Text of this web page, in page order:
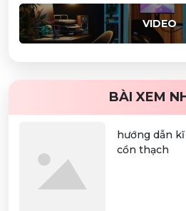
VIDEO
BÀI XEM
hướng dẫn
cồn thạch